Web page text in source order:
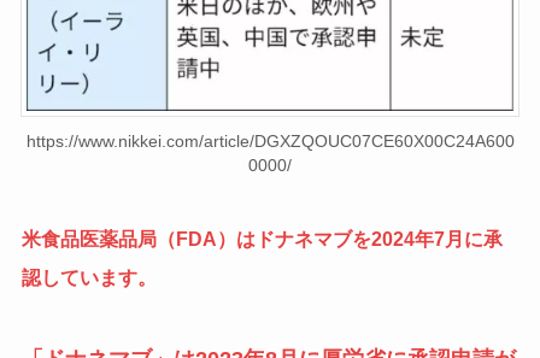
https://www.nikkei.com/article/DGXZQOUC07CE60X00C24A600
0000/
米食品医薬品局（FDA）はドナネマブを2024年7月に承
認しています。